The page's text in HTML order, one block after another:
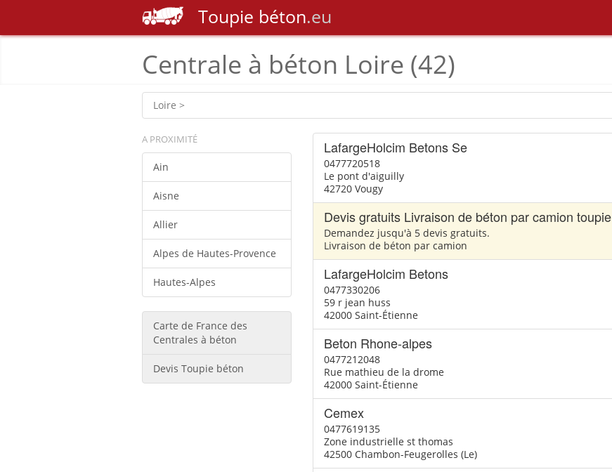
Toupie béton.eu
Centrale à béton Loire (42)
Loire >
A PROXIMITÉ
Ain
Aisne
Allier
Alpes de Hautes-Provence
Hautes-Alpes
Carte de France des
Centrales à béton
Devis Toupie béton
LafargeHolcim Betons Se
0477720518
Le pont d'aiguilly
42720 Vougy
Devis gratuits Livraison de béton par camion toupie
Demandez jusqu'à 5 devis gratuits.
Livraison de béton par camion
LafargeHolcim Betons
0477330206
59 r jean huss
42000 Saint-Étienne
Beton Rhone-alpes
0477212048
Rue mathieu de la drome
42000 Saint-Étienne
Cemex
0477619135
Zone industrielle st thomas
42500 Chambon-Feugerolles (Le)